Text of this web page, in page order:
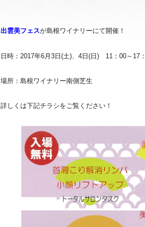
出雲美フェスが島根ワイナリーにて開催！
日時：2017年6月3日(土)、4日(日) 11：00～17
場所：島根ワイナリー南側芝生
詳しくは下記チラシをご覧ください！